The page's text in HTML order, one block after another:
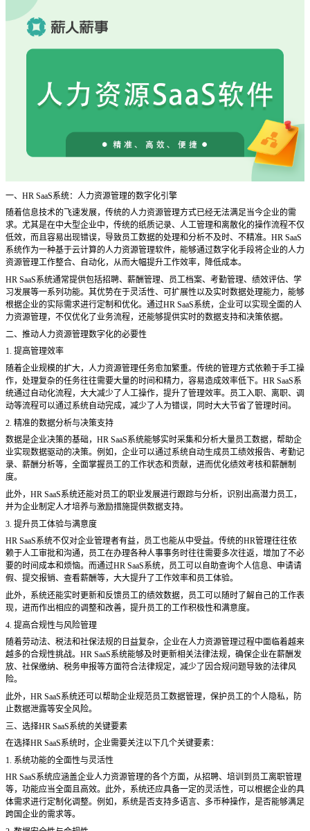
一、 HR SaaS系统：人力资源管理的数字化引擎
随着信息技术的飞速发展，传统的人力资源管理方式已经无法满足当今企业的需
求。尤其是在中大型企业中，传统的纸质记录、人工管理和离散化的操作流程不仅
低效，而且容易出现错误，导致员工数据的处理和分析不及时、不精准。 HR SaaS
系统作为一种基于云计算的人力资源管理软件，能够通过数字化手段将企业的人力
资源管理工作整合、自动化，从而大幅提升工作效率，降低成本。
HR SaaS系统通常提供包括招聘、薪酬管理、员工档案、考勤管理、绩效评估、学
习发展等一系列功能。其优势在于灵活性、可扩展性以及实时数据处理能力，能够
根据企业的实际需求进行定制和优化。通过HR SaaS系统，企业可以实现全面的人
力资源管理，不仅优化了业务流程，还能够提供实时的数据支持和决策依据。
二、推动人力资源管理数字化的必要性
1. 提高管理效率
随着企业规模的扩大，人力资源管理任务愈加繁重。传统的管理方式依赖于手工操
作，处理复杂的任务往往需要大量的时间和精力，容易造成效率低下。 HR SaaS系
统通过自动化流程，大大减少了人工操作，提升了管理效率。员工入职、离职、调
动等流程可以通过系统自动完成，减少了人为错误，同时大大节省了管理时间。
2. 精准的数据分析与决策支持
数据是企业决策的基础， HR SaaS系统能够实时采集和分析大量员工数据，帮助企
业实现数据驱动的决策。例如，企业可以通过系统自动生成员工绩效报告、考勤记
录、薪酬分析等，全面掌握员工的工作状态和贡献，进而优化绩效考核和薪酬制
度。
此外， HR SaaS系统还能对员工的职业发展进行跟踪与分析，识别出高潜力员工，
并为企业制定人才培养与激励措施提供数据支持。
3. 提升员工体验与满意度
HR SaaS系统不仅对企业管理者有益，员工也能从中受益。传统的HR管理往往依
赖于人工审批和沟通，员工在办理各种人事事务时往往需要多次往返，增加了不必
要的时间成本和烦恼。而通过HR SaaS系统，员工可以自助查询个人信息、申请请
假、提交报销、查看薪酬等，大大提升了工作效率和员工体验。
此外，系统还能实时更新和反馈员工的绩效数据，员工可以随时了解自己的工作表
现，进而作出相应的调整和改善，提升员工的工作积极性和满意度。
4. 提高合规性与风险管理
随着劳动法、税法和社保法规的日益复杂，企业在人力资源管理过程中面临着越来
越多的合规性挑战。 HR SaaS系统能够及时更新相关法律法规，确保企业在薪酬发
放、社保缴纳、税务申报等方面符合法律规定，减少了因合规问题导致的法律风
险。
此外， HR SaaS系统还可以帮助企业规范员工数据管理，保护员工的个人隐私，防
止数据泄露等安全风险。
三、选择HR SaaS系统的关键要素
在选择HR SaaS系统时，企业需要关注以下几个关键要素：
1. 系统功能的全面性与灵活性
HR SaaS系统应涵盖企业人力资源管理的各个方面，从招聘、培训到员工离职管理
等，功能应当全面且高效。此外，系统还应具备一定的灵活性，可以根据企业的具
体需求进行定制化调整。例如，系统是否支持多语言、多币种操作，是否能够满足
跨国企业的需求等。